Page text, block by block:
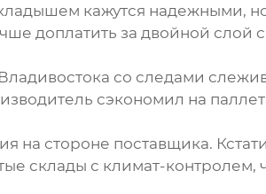
кажутся надежными,
доплатить за двойной слой с
со следами
сэкономил на
на стороне поставщика.
склады с климат-контролем,